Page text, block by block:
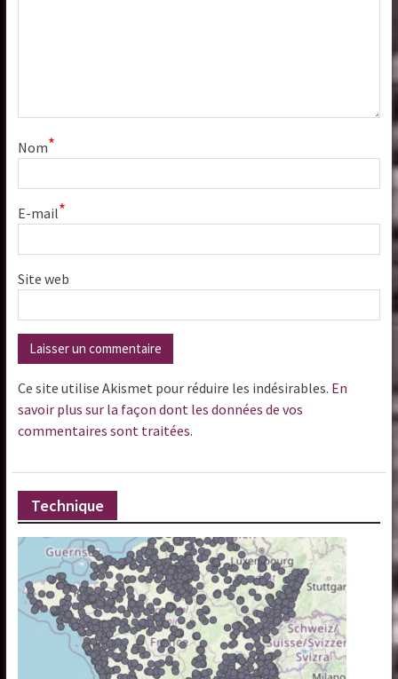
Nom*
E-mail*
Site web
Ce site utilise Akismet pour réduire les indésirables. En
savoir plus sur la façon dont les données de vos
commentaires sont traitées.
Technique